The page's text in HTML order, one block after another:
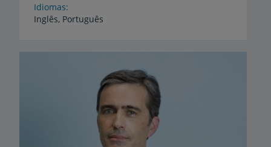
Idiomas
Inglês, Português